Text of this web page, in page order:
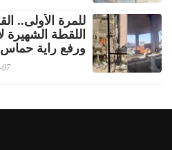
للمرة الأولى..
اللقطة الشهيرة
ورفع راية
07